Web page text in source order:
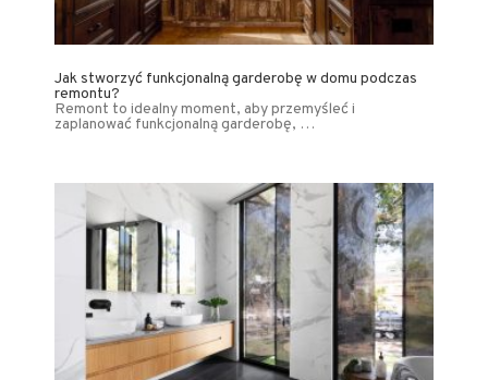
Jak stworzyć funkcjonalną garderobę w domu podczas
remontu?
Remont to idealny moment, aby przemyśleć i
zaplanować funkcjonalną garderobę, …